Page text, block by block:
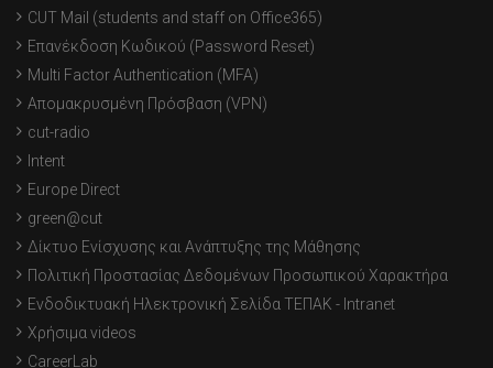
CUT Mail (students and staff on Office365)
Επανέκδοση Κωδικού (Password Reset)
Multi Factor Authentication (MFA)
Απομακρυσμένη Πρόσβαση (VPN)
cut-radio
Intent
Europe Direct
green@cut
Δίκτυο Ενίσχυσης και Ανάπτυξης της Μάθησης
Πολιτική Προστασίας Δεδομένων Προσωπικού Χαρακτήρα
Ενδοδικτυακή Ηλεκτρονική Σελίδα ΤΕΠΑΚ - Intranet
Χρήσιμα videos
CareerLab